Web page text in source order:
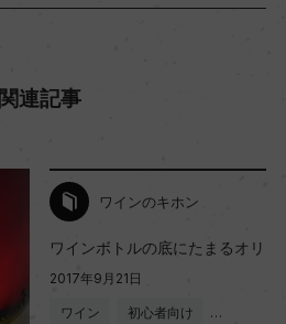
関連記事
ワインのキホン
ワインボトルの底にたまるオリ
2017年9月21日
ワイン 初心者向け …